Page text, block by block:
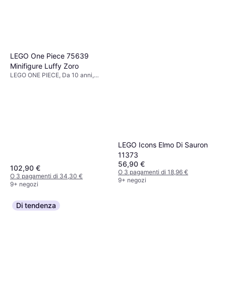
LEGO One Piece 75639
Minifigure Luffy Zoro
LEGO ONE PIECE, Da 10 anni,
102,90 €
O 3 pagamenti di 34,30 €
9+ negozi
LEGO Icons Elmo Di Sauron
11373
56,90 €
O 3 pagamenti di 18,96 €
9+ negozi
Di tendenza